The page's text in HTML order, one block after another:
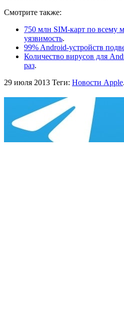
Смотрите также:
750 млн SIM-карт по всему
уязвимость.
99% Android-устройств
Количество вирусов для
раз.
29 июля 2013 Теги: Новости Apple.